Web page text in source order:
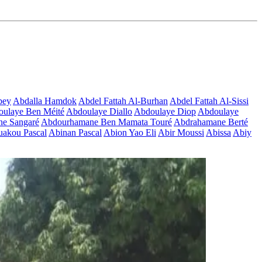
Abdalla Hamdok Abdel Fattah Al-Burhan Abdel Fattah Al-Sissi
Ben Méité Abdoulaye Diallo Abdoulaye Diop Abdoulaye
Sangaré Abdourhamane Ben Mamata Touré Abdrahamane Berté
Pascal Abinan Pascal Abion Yao Eli Abir Moussi Abissa Abiy